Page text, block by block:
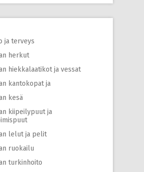
ja terveys
herkut
hiekkalaatikot ja vessat
kantokopat ja
kesä
kiipeilypuut ja
lelut ja pelit
ruokailu
turkinhoito